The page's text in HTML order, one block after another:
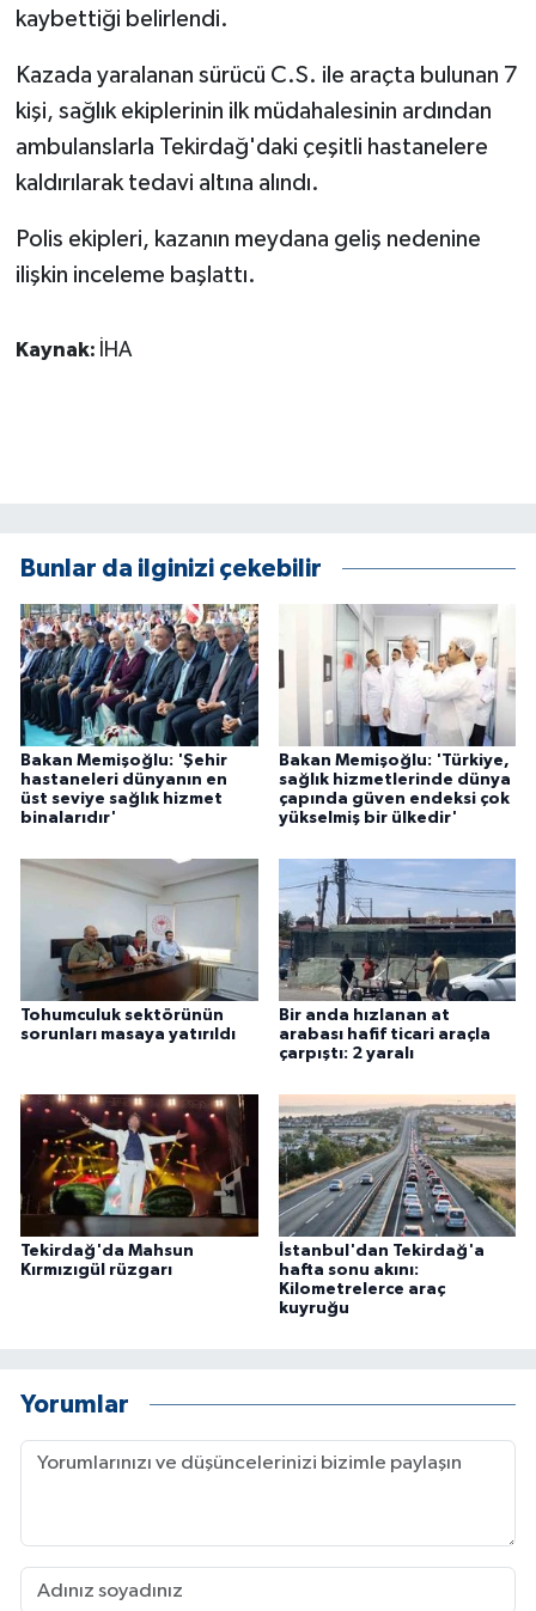
kaybettiği belirlendi.
Kazada yaralanan sürücü C.S. ile araçta bulunan 7
kişi, sağlık ekiplerinin ilk müdahalesinin ardından
ambulanslarla Tekirdağ'daki çeşitli hastanelere
kaldırılarak tedavi altına alındı.
Polis ekipleri, kazanın meydana geliş nedenine
ilişkin inceleme başlattı.
Kaynak: İHA
Bunlar da ilginizi çekebilir
Bakan Memişoğlu: 'Şehir
hastaneleri dünyanın en
üst seviye sağlık hizmet
binalarıdır'
Bakan Memişoğlu: 'Türkiye,
sağlık hizmetlerinde dünya
çapında güven endeksi çok
yükselmiş bir ülkedir'
Tohumculuk sektörünün
sorunları masaya yatırıldı
Bir anda hızlanan at
arabası hafif ticari araçla
çarpıştı: 2 yaralı
Tekirdağ'da Mahsun
Kırmızıgül rüzgarı
İstanbul'dan Tekirdağ'a
hafta sonu akını:
Kilometrelerce araç
kuyruğu
Yorumlar
KÜLTÜR SANAT
MAGAZİN
Otomobil
POLİTİKA
Sağlık
ÜLKE GÜNDEMİ
YAŞAM
YEREL
Yerel Haberler